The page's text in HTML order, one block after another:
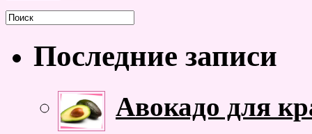
Последние записи
Авокадо для